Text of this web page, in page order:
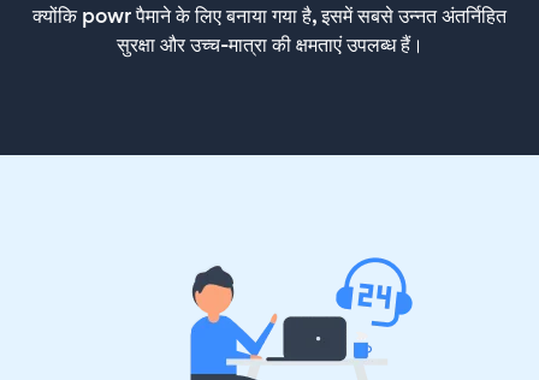
क्योंकि powr पैमाने के लिए बनाया गया है, इसमें सबसे उन्नत अंतर्निहित
सुरक्षा और उच्च-मात्रा की क्षमताएं उपलब्ध हैं।